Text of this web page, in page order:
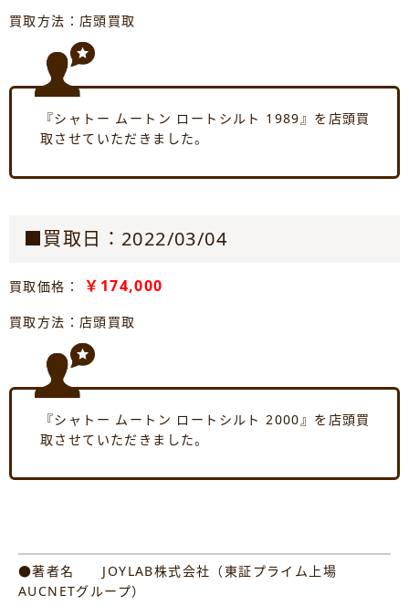
買取方法：店頭買取
『シャトー ムートン ロートシルト 1989』を店頭買
取させていただきました。
■買取日：2022/03/04
買取価格： ￥174,000
買取方法：店頭買取
『シャトー ムートン ロートシルト 2000』を店頭買
取させていただきました。
●著者名 JOYLAB株式会社（東証プライム上場
AUCNETグループ）